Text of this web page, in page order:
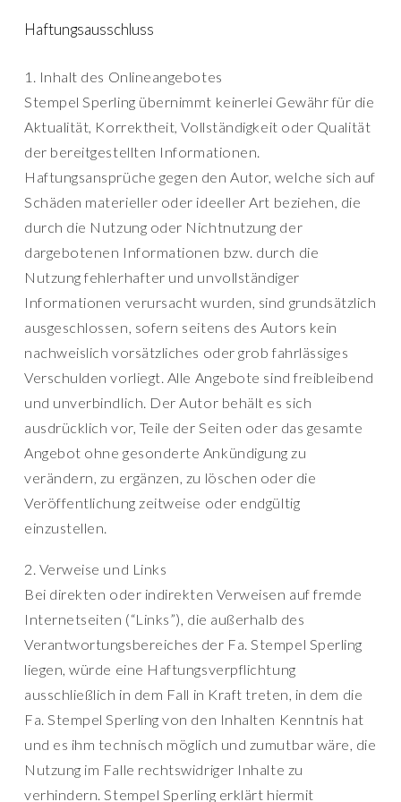
Haftungsausschluss
1. Inhalt des Onlineangebotes
Stempel Sperling übernimmt keinerlei Gewähr für die
Aktualität, Korrektheit, Vollständigkeit oder Qualität
der bereitgestellten Informationen.
Haftungsansprüche gegen den Autor, welche sich auf
Schäden materieller oder ideeller Art beziehen, die
durch die Nutzung oder Nichtnutzung der
dargebotenen Informationen bzw. durch die
Nutzung fehlerhafter und unvollständiger
Informationen verursacht wurden, sind grundsätzlich
ausgeschlossen, sofern seitens des Autors kein
nachweislich vorsätzliches oder grob fahrlässiges
Verschulden vorliegt. Alle Angebote sind freibleibend
und unverbindlich. Der Autor behält es sich
ausdrücklich vor, Teile der Seiten oder das gesamte
Angebot ohne gesonderte Ankündigung zu
verändern, zu ergänzen, zu löschen oder die
Veröffentlichung zeitweise oder endgültig
einzustellen.
2. Verweise und Links
Bei direkten oder indirekten Verweisen auf fremde
Internetseiten (“Links”), die außerhalb des
Verantwortungsbereiches der Fa. Stempel Sperling
liegen, würde eine Haftungsverpflichtung
ausschließlich in dem Fall in Kraft treten, in dem die
Fa. Stempel Sperling von den Inhalten Kenntnis hat
und es ihm technisch möglich und zumutbar wäre, die
Nutzung im Falle rechtswidriger Inhalte zu
verhindern. Stempel Sperling erklärt hiermit